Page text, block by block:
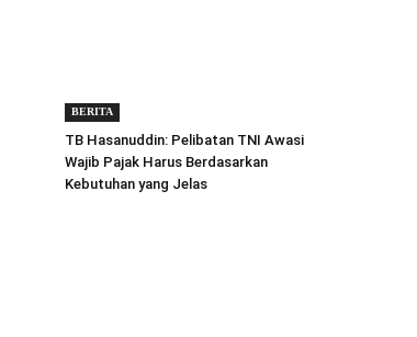
BERITA
TB Hasanuddin: Pelibatan TNI Awasi
Wajib Pajak Harus Berdasarkan
Kebutuhan yang Jelas